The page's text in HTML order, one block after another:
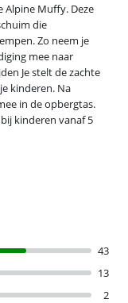
Alpine Muffy. Deze
die
Zo neem je
mee naar
Je stelt de zachte
kinderen. Na
in de opbergtas.
kinderen vanaf 5
43
13
2